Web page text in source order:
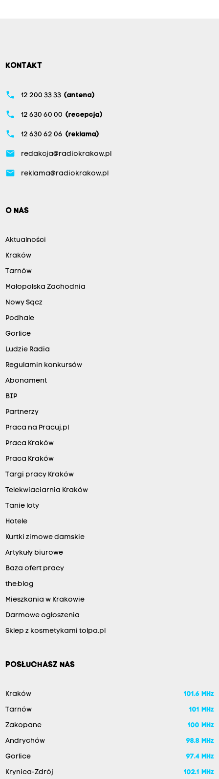
KONTAKT
phone 12 200 33 33 (antena)
phone 12 630 60 00 (recepcja)
phone 12 630 62 06 (reklama)
email redakcja@radiokrakow.pl
email reklama@radiokrakow.pl
O NAS
Aktualności
Kraków
Tarnów
Małopolska Zachodnia
Nowy Sącz
Podhale
Gorlice
Ludzie Radia
Regulamin konkursów
Abonament
BIP
Partnerzy
Praca na Pracuj.pl
Praca Kraków
Praca Kraków
Targi pracy Kraków
Telekwiaciarnia Kraków
Tanie loty
Hotele
Kurtki zimowe damskie
Artykuły biurowe
Baza ofert pracy
the:blog
Mieszkania w Krakowie
Darmowe ogłoszenia
Sklep z kosmetykami tolpa.pl
POSŁUCHASZ NAS
Kraków 101.6 MHz
Tarnów 101 MHz
Zakopane 100 MHz
Andrychów 98.8 MHz
Gorlice 97.4 MHz
Krynica-Zdrój 102.1 MHz